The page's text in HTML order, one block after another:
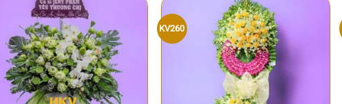
KV260